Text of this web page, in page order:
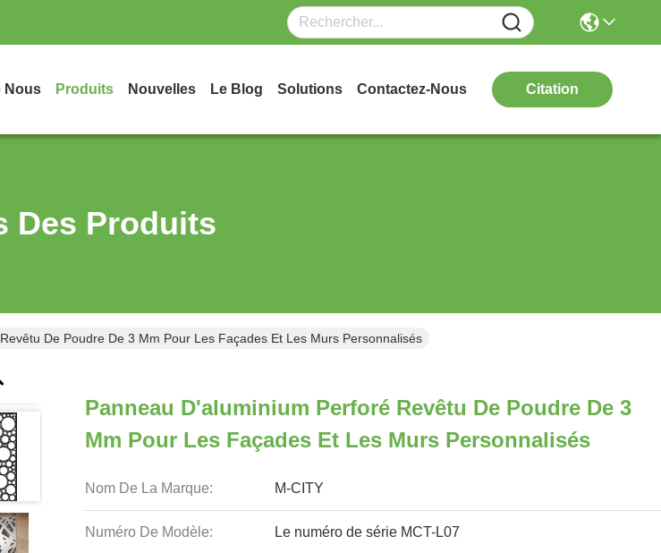
Nous Produits Nouvelles Le Blog Solutions Contactez-Nous Citation
Des Produits
De Poudre De 3 Mm Pour Les Façades Et Les Murs Personnalisés
Panneau D'aluminium Perforé Revêtu De Poudre De 3
Mm Pour Les Façades Et Les Murs Personnalisés
Nom De La Marque: M-CITY
Numéro De Modèle: Le numéro de série MCT-L07